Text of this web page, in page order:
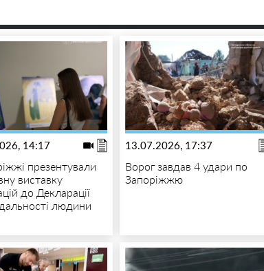
14:17
презентували
виставку
до Декларації
людини
13.07.2026, 17:37
Ворог завдав 4 удари по
Запоріжжю